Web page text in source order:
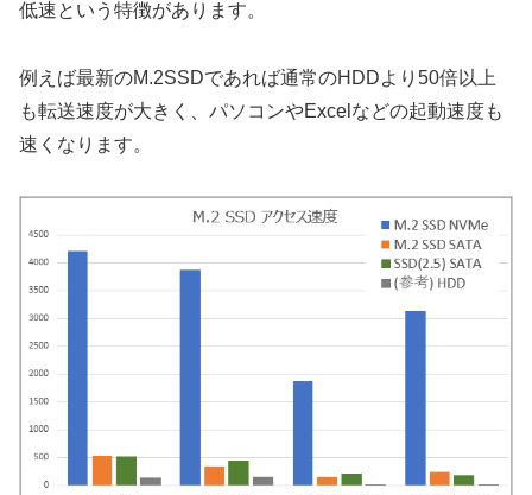
低速という特徴があります。
例えば最新のM.2SSDであれば通常のHDDより50倍以上
も転送速度が大きく、パソコンやExcelなどの起動速度も
速くなります。